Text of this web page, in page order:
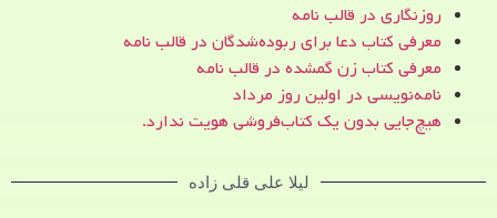
روزنگاری در قالب نامه
معرفی کتاب دعا برای ربوده‌شدگان در قالب نامه
معرفی کتاب زن‌ گمشده در قالب نامه
نامه‌نویسی در اولین روز مرداد
هیچ‌جایی بدون یک کتاب‌فروشی هویت ندارد.
لیلا علی قلی زاده